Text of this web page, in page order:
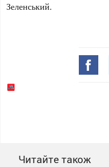
Зеленський.
Читайте також